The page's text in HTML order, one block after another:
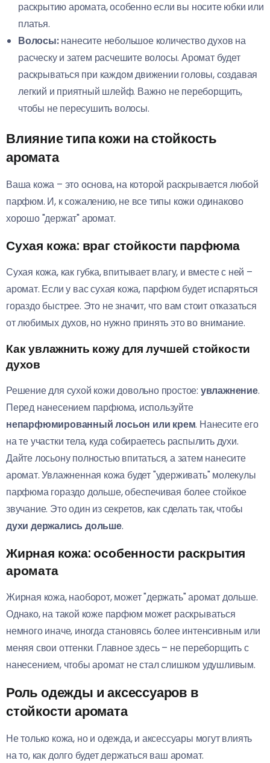
раскрытию аромата, особенно если вы носите юбки или
платья.
Волосы:нанесите небольшое количество духов на
расческу и затем расчешите волосы. Аромат будет
раскрываться при каждом движении головы, создавая
легкий и приятный шлейф. Важно не переборщить,
чтобы не пересушить волосы.
Влияние типа кожи на стойкость
аромата
Ваша кожа – это основа, на которой раскрывается любой
парфюм. И, к сожалению, не все типы кожи одинаково
хорошо "держат" аромат.
Сухая кожа: враг стойкости парфюма
Сухая кожа, как губка, впитывает влагу, и вместе с ней –
аромат. Если у вас сухая кожа, парфюм будет испаряться
гораздо быстрее. Это не значит, что вам стоит отказаться
от любимых духов, но нужно принять это во внимание.
Как увлажнить кожу для лучшей стойкости
духов
Решение для сухой кожи довольно простое: увлажнение.
Перед нанесением парфюма, используйте
непарфюмированный лосьон или крем. Нанесите его
на те участки тела, куда собираетесь распылить духи.
Дайте лосьону полностью впитаться, а затем нанесите
аромат. Увлажненная кожа будет "удерживать" молекулы
парфюма гораздо дольше, обеспечивая более стойкое
звучание. Это один из секретов, как сделать так, чтобы
духи держались дольше.
Жирная кожа: особенности раскрытия
аромата
Жирная кожа, наоборот, может "держать" аромат дольше.
Однако, на такой коже парфюм может раскрываться
немного иначе, иногда становясь более интенсивным или
меняя свои оттенки. Главное здесь – не переборщить с
нанесением, чтобы аромат не стал слишком удушливым.
Роль одежды и аксессуаров в
стойкости аромата
Не только кожа, но и одежда, и аксессуары могут влиять
на то, как долго будет держаться ваш аромат.